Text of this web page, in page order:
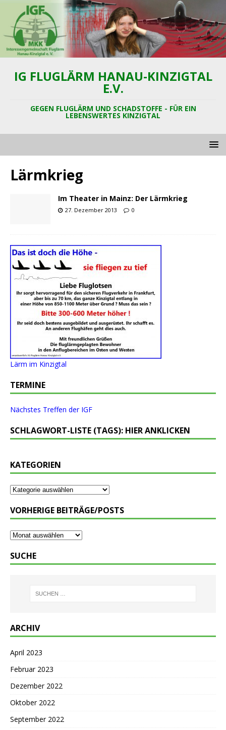
IG FLUGLÄRM HANAU-KINZIGTAL
E.V.
GEGEN FLUGLÄRM UND SCHADSTOFFE - FÜR EIN
LEBENSWERTES KINZIGTAL
Lärmkrieg
Im Theater in Mainz: Der Lärmkrieg
27. Dezember 2013 0
Lärm im Kinzigtal
TERMINE
Nächstes Treffen der IGF
SCHLAGWORT-LISTE (TAGS): HIER ANKLICKEN
KATEGORIEN
VORHERIGE BEITRÄGE/POSTS
SUCHE
ARCHIV
April 2023
Februar 2023
Dezember 2022
Oktober 2022
September 2022